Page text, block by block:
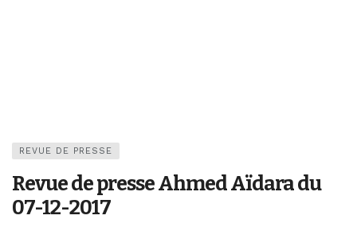
REVUE DE PRESSE
Revue de presse Ahmed Aïdara du
07-12-2017